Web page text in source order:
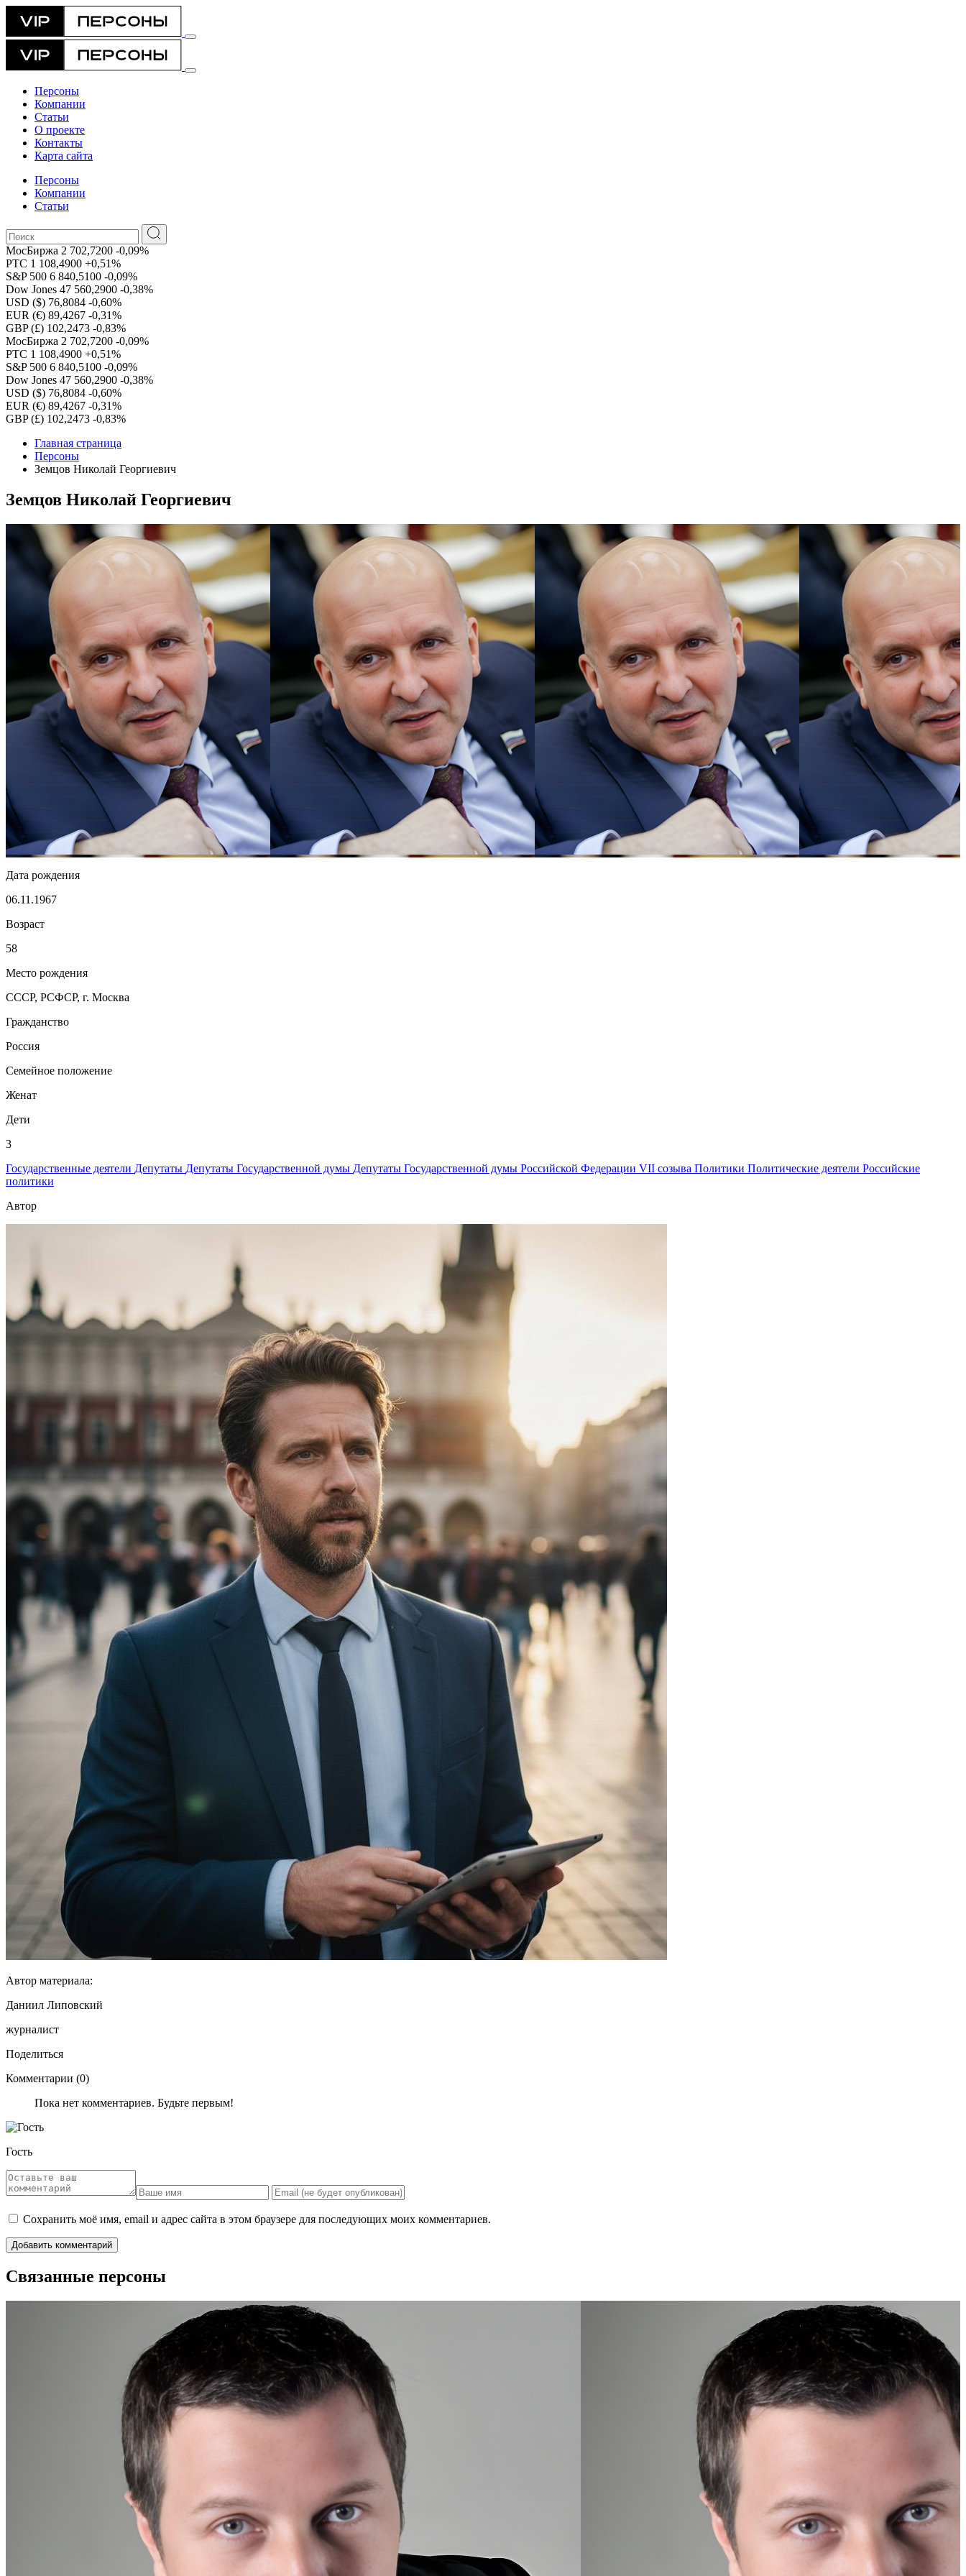
Персоны
Компании
Статьи
О проекте
Контакты
Карта сайта
Персоны
Компании
Статьи
МосБиржа 2 702,7200 -0,09%
РТС 1 108,4900 +0,51%
S&P 500 6 840,5100 -0,09%
Dow Jones 47 560,2900 -0,38%
USD ($) 76,8084 -0,60%
EUR (€) 89,4267 -0,31%
GBP (£) 102,2473 -0,83%
МосБиржа 2 702,7200 -0,09%
РТС 1 108,4900 +0,51%
S&P 500 6 840,5100 -0,09%
Dow Jones 47 560,2900 -0,38%
USD ($) 76,8084 -0,60%
EUR (€) 89,4267 -0,31%
GBP (£) 102,2473 -0,83%
Главная страница
Персоны
Земцов Николай Георгиевич
Земцов Николай Георгиевич
Дата рождения
06.11.1967
Возраст
58
Место рождения
СССР, РСФСР, г. Москва
Гражданство
Россия
Семейное положение
Женат
Дети
3
Государственные деятели Депутаты Депутаты Государственной думы Депутаты Государственной думы Российской Федерации VII созыва Политики Политические деятели Российские
политики
Автор
Автор материала:
Даниил Липовский
журналист
Поделиться
Комментарии (0)
Пока нет комментариев. Будьте первым!
Гость
Сохранить моё имя, email и адрес сайта в этом браузере для последующих моих комментариев.
Связанные персоны